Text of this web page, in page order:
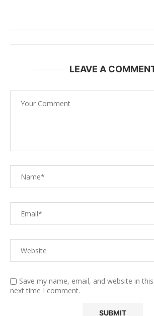
LEAVE A
Save my name, email, and website in
next time I comment.